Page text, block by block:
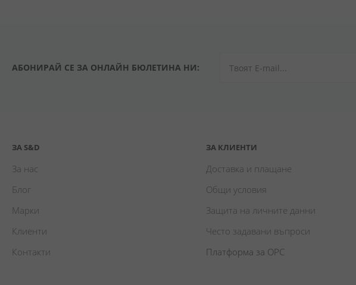
АБОНИРАЙ СЕ ЗА ОНЛАЙН БЮЛЕТИНА НИ:
ЗА S&D
За нас
Блог
Марки
Клиенти
Контакти
ЗА КЛИЕНТИ
Доставка и плащане
Общи условия
Защита на личните данни
Често задавани въпроси
Платформа за ОРС